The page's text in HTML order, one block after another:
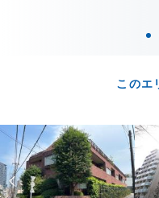
このエ